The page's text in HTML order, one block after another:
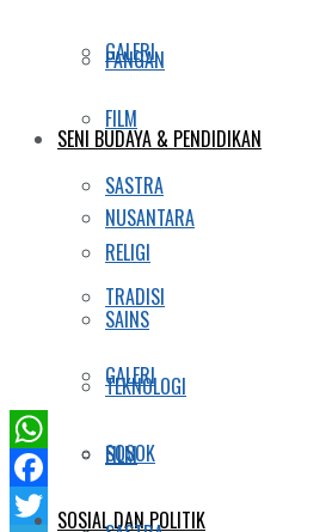
GALERI
FILM
SASTRA
RELIGI
SAINS
TEKNOLOGI
SOSOK
SOSIAL DAN POLITIK
PANGAN
SENI BUDAYA & PENDIDIKAN
NUSANTARA
TRADISI
GALERI
FILM
WhatsApp
Facebook